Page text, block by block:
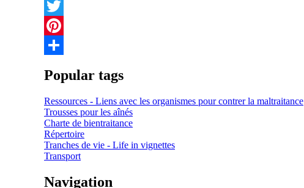
Facebook
Twitter
Pinterest
Popular tags
Ressources - Liens avec les organismes pour contrer la maltraitance
Trousses pour les aînés
Charte de bientraitance
Répertoire
Tranches de vie - Life in vignettes
Transport
Navigation